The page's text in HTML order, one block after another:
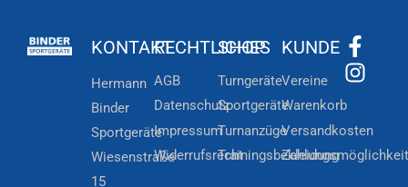
KONTAKT
Hermann
Binder
Sportgeräte
Wiesenstraße
15
RECHTLICHES
AGB
Datenschutz
Impressum
Widerrufsrecht
SHOP
Turngeräte
Sportgeräte
Turnanzüge
Trainingsbekleidung
KUNDE
Vereine
Warenkorb
Versandkosten